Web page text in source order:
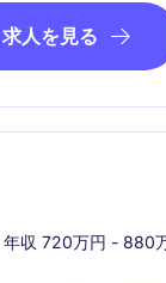
求人を見る
年収 720万円 - 880